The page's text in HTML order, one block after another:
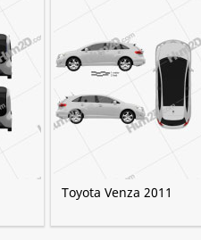
Toyota Venza 2011